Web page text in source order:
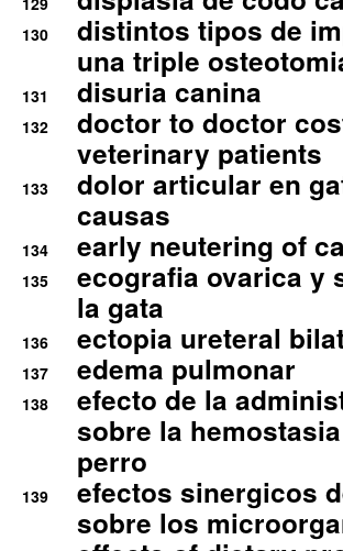
130
distintos tipos de
una triple
131 disuria canina
132
doctor to doctor
veterinary patients
133
dolor articular en
causas
134 early neutering of
135
ecografia ovarica y
la gata
136 ectopia ureteral
137 edema pulmonar
138
efecto de la
sobre la
perro
139
efectos sinergicos
sobre los